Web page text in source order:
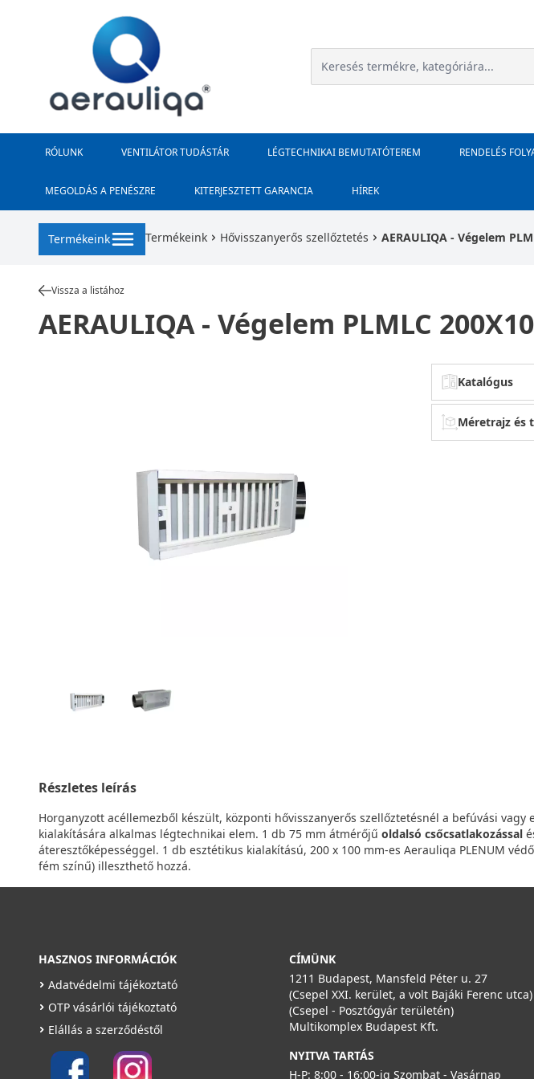
RÓLUNK VENTILÁTOR TUDÁSTÁR LÉGTECHNIKAI BEMUTATÓTEREM RENDELÉS
MEGOLDÁS A PENÉSZRE KITERJESZTETT GARANCIA HÍREK
Termékeink Termékeink Hővisszanyerős szellőztetés AERAULIQA - Végelem
Vissza a listához
AERAULIQA - Végelem PLMLC
Katalógus
Méretrajz és
Részletes leírás
Horganyzott acéllemezből készült, központi hővisszanyerős szellőztetésnél a befúvási vagy
kialakítására alkalmas légtechnikai elem. 1 db 75 mm átmérőjű oldalsó csőcsatlakozással
áteresztőképességgel. 1 db esztétikus kialakítású, 200 x 100 mm-es Aerauliqa PLENUM
fém színű) illeszthető hozzá.
HASZNOS INFORMÁCIÓK
Adatvédelmi tájékoztató
OTP vásárlói tájékoztató
Elállás a szerződéstől
CÍMÜNK
1211 Budapest, Mansfeld Péter u. 27
(Csepel XXI. kerület, a volt Bajáki Ferenc utca)
(Csepel - Posztógyár területén)
Multikomplex Budapest Kft.
NYITVA TARTÁS
H-P: 8:00 - 16:00-ig Szombat - Vasárnap